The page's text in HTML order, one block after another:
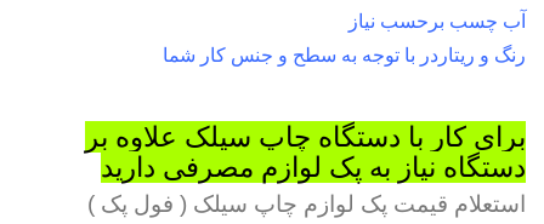
آب چسب برحسب نیاز
رنگ و ریتاردر با توجه به سطح و جنس کار شما
برای کار با دستگاه چاپ سیلک علاوه بر
دستگاه نیاز به پک لوازم مصرفی دارید
استعلام قیمت پک لوازم چاپ سیلک ( فول پک )